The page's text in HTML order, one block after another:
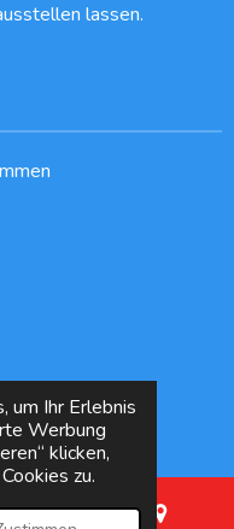
um Ihr Erlebnis
Werbung
klicken,
zu.
lassen.